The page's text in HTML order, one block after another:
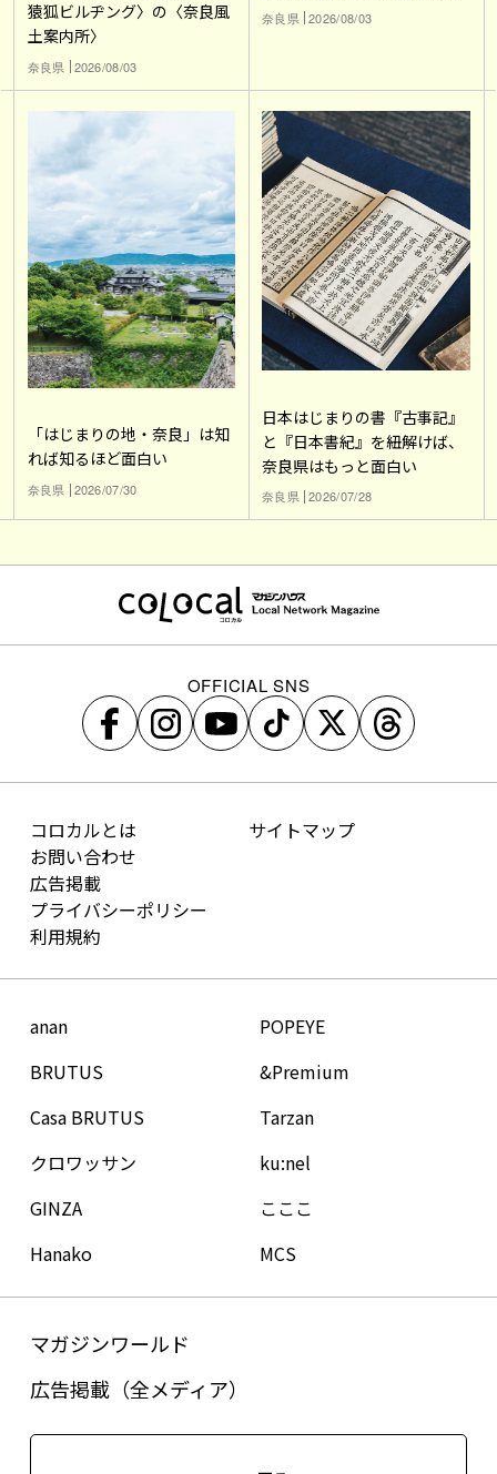
猿狐ビルヂング〉の〈奈良風
土案内所〉
奈良県 2026/08/03
奈良県 2026/08/03
「はじまりの地・奈良」は知
れば知るほど面白い
奈良県 2026/07/30
日本はじまりの書『古事記』
と『日本書紀』を紐解けば、
奈良県はもっと面白い
奈良県 2026/07/28
OFFICIAL SNS
コロカルとは
お問い合わせ
広告掲載
プライバシーポリシー
利用規約
サイトマップ
anan
BRUTUS
Casa BRUTUS
クロワッサン
GINZA
Hanako
POPEYE
&Premium
Tarzan
ku:nel
こここ
MCS
マガジンワールド
広告掲載（全メディア）